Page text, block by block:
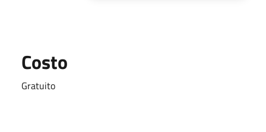
Costo
Gratuito